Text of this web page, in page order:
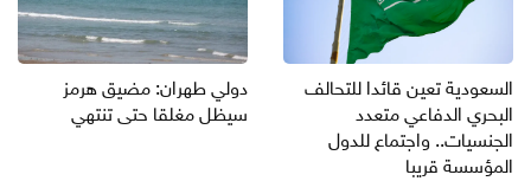
السعودية تعين قائدا للتحالف
البحري الدفاعي متعدد
الجنسيات.. واجتماع للدول
المؤسسة قريبا
دولي طهران: مضيق هرمز
سيظل مغلقا حتى تنتهي